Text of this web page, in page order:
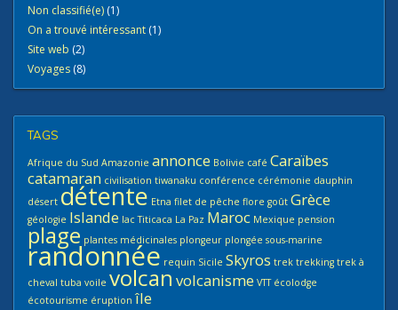
Non classifié(e) (1)
On a trouvé intéressant (1)
Site web (2)
Voyages (8)
TAGS
Afrique du Sud Amazonie annonce Bolivie café Caraïbes
catamaran civilisation tiwanaku conférence cérémonie dauphin
désert détente Etna filet de pêche flore goût Grèce
géologie Islande lac Titicaca La Paz Maroc Mexique pension
plage plantes médicinales plongeur plongée sous-marine
randonnée requin Sicile Skyros trek trekking trek à
cheval tuba voile volcan volcanisme VTT écolodge
écotourisme éruption île